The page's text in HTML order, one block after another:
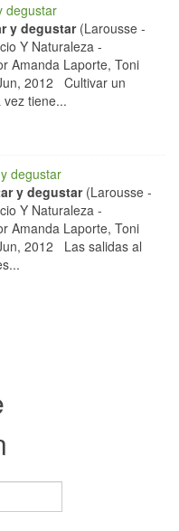
degustar
y degustar(Larousse -
Y Naturaleza -
Amanda Laporte, Toni
2012 Cultivar un
tiene...
degustar
y degustar(Larousse -
Y Naturaleza -
Amanda Laporte, Toni
2012 Las salidas al